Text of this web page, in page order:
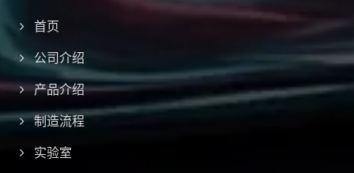
首页
公司介绍
产品介绍
制造流程
实验室